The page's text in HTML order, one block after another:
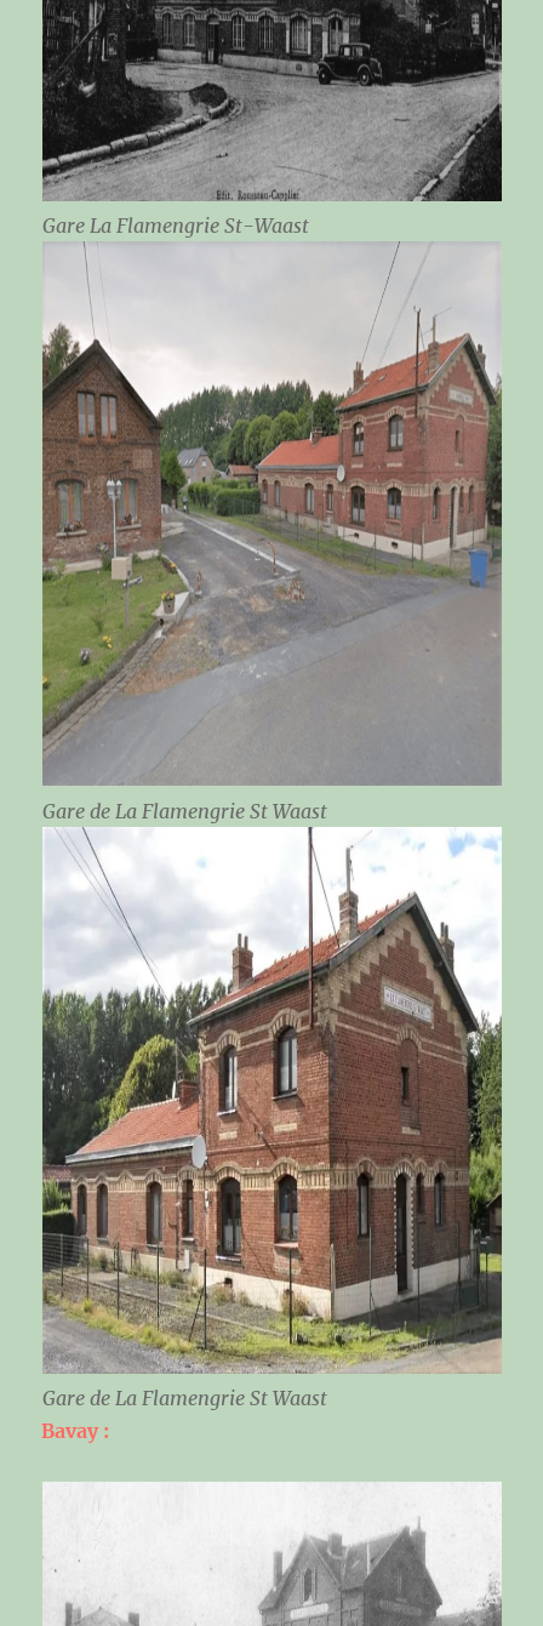
Gare La Flamengrie St-Waast
Gare de La Flamengrie St Waast
Gare de La Flamengrie St Waast
Bavay :